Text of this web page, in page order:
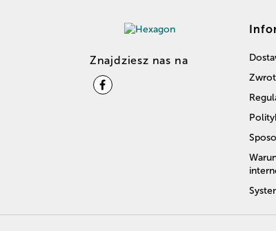
Znajdziesz nas na